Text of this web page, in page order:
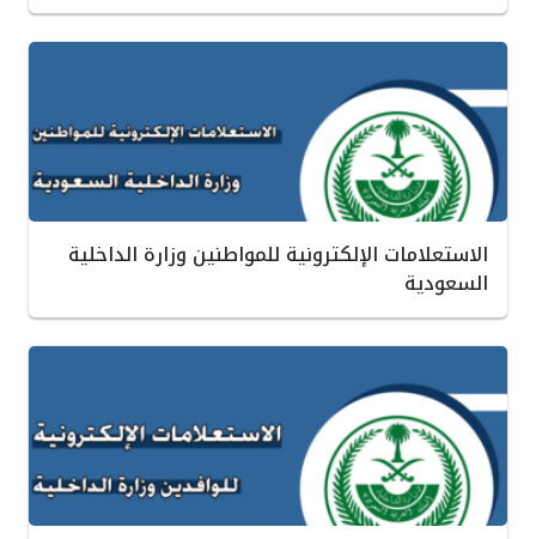
الاستعلامات الإلكترونية للمواطنين وزارة الداخلية
السعودية